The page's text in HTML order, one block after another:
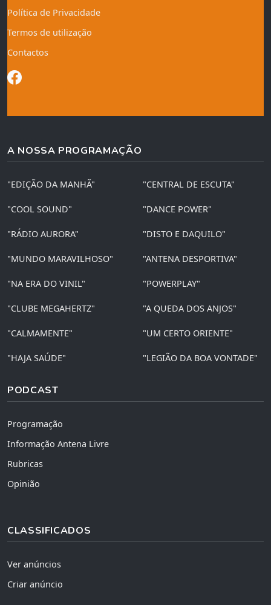
Política de Privacidade
Termos de utilização
Contactos
A NOSSA PROGRAMAÇÃO
"EDIÇÃO DA MANHÃ" "CENTRAL DE ESCUTA"
"COOL SOUND" "DANCE POWER"
"RÁDIO AURORA" "DISTO E DAQUILO"
"MUNDO MARAVILHOSO" "ANTENA DESPORTIVA"
"NA ERA DO VINIL" "POWERPLAY"
"CLUBE MEGAHERTZ" "A QUEDA DOS ANJOS"
"CALMAMENTE" "UM CERTO ORIENTE"
"HAJA SAÚDE" "LEGIÃO DA BOA VONTADE"
PODCAST
Programação
Informação Antena Livre
Rubricas
Opinião
CLASSIFICADOS
Ver anúncios
Criar anúncio